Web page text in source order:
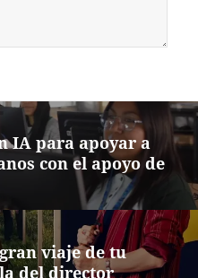
IA para apoyar a
con el apoyo de
viaje de tu
del director